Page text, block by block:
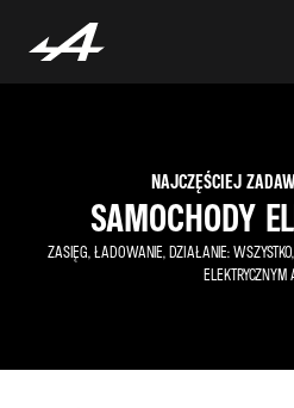
NAJCZĘŚCIEJ
SAMOCHODY
ZASIĘG, ŁADOWANIE, DZIAŁANIE:
ELEKTRYCZNYM